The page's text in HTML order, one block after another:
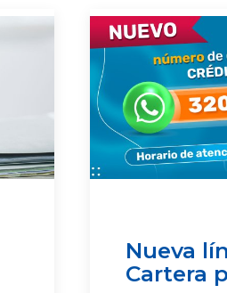
Nueva
Cartera